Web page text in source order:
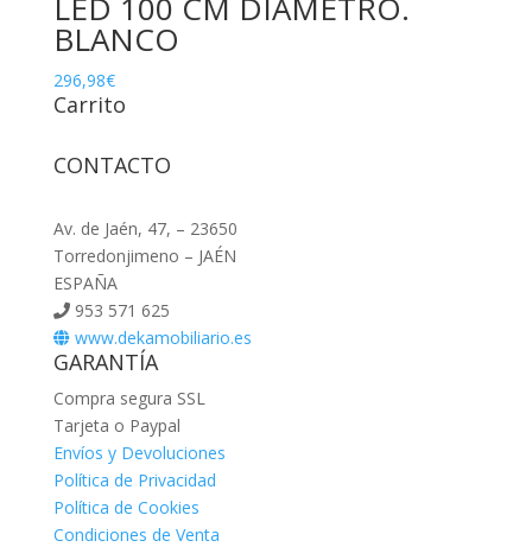
BLANCO
296,98€
Carrito
CONTACTO
Av. de Jaén, 47, – 23650
Torredonjimeno – JAÉN
ESPAÑA
953 571 625
www.dekamobiliario.es
GARANTÍA
Compra segura SSL
Tarjeta o Paypal
Envíos y Devoluciones
Política de Privacidad
Política de Cookies
Condiciones de Venta